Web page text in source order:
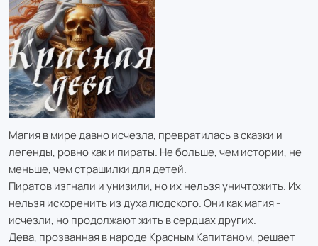
Магия в мире давно исчезла, превратилась в сказки и
легенды, ровно как и пираты. Не больше, чем истории, не
меньше, чем страшилки для детей.
Пиратов изгнали и унизили, но их нельзя уничтожить. Их
нельзя искоренить из духа людского. Они как магия -
исчезли, но продолжают жить в сердцах других.
Дева, прозванная в народе Красным Капитаном, решает